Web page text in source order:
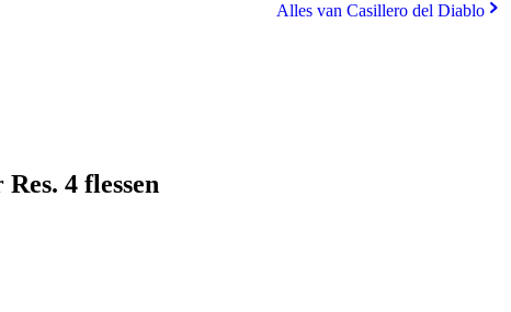
Alles van Casillero del Diablo
4 flessen